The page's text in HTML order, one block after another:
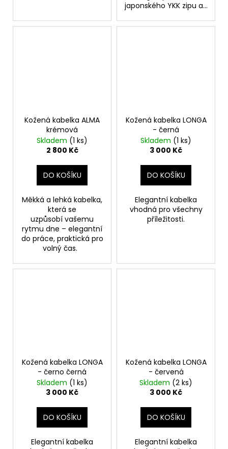
japonského YKK zipu a...
Kožená kabelka ALMA
krémová
Skladem (1 ks)
2 800 Kč
DO KOŠÍKU
Měkká a lehká kabelka,
která se
uzpůsobí vašemu
rytmu dne – elegantní
do práce, praktická pro
volný čas.
Kožená kabelka LONGA
- černá
Skladem (1 ks)
3 000 Kč
DO KOŠÍKU
Elegantní kabelka
vhodná pro všechny
příležitosti.
Kožená kabelka LONGA
- černo černá
Skladem (1 ks)
3 000 Kč
DO KOŠÍKU
Elegantní kabelka
Kožená kabelka LONGA
- červená
Skladem (2 ks)
3 000 Kč
DO KOŠÍKU
Elegantní kabelka